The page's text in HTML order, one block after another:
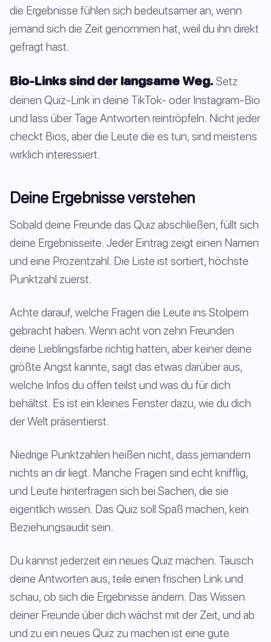
die Ergebnisse fühlen sich bedeutsamer an, wenn
jemand sich die Zeit genommen hat, weil du ihn direkt
gefragt hast.
Bio-Links sind der langsame Weg.Setz
deinen Quiz-Link in deine TikTok- oder Instagram-Bio
und lass über Tage Antworten reintröpfeln. Nicht jeder
checkt Bios, aber die Leute die es tun, sind meistens
wirklich interessiert.
Deine Ergebnisse verstehen
Sobald deine Freunde das Quiz abschließen, füllt sich
deine Ergebnisseite. Jeder Eintrag zeigt einen Namen
und eine Prozentzahl. Die Liste ist sortiert, höchste
Punktzahl zuerst.
Achte darauf, welche Fragen die Leute ins Stolpern
gebracht haben. Wenn acht von zehn Freunden
deine Lieblingsfarbe richtig hatten, aber keiner deine
größte Angst kannte, sagt das etwas darüber aus,
welche Infos du offen teilst und was du für dich
behältst. Es ist ein kleines Fenster dazu, wie du dich
der Welt präsentierst.
Niedrige Punktzahlen heißen nicht, dass jemandem
nichts an dir liegt. Manche Fragen sind echt knifflig,
und Leute hinterfragen sich bei Sachen, die sie
eigentlich wissen. Das Quiz soll Spaß machen, kein
Beziehungsaudit sein.
Du kannst jederzeit ein neues Quiz machen. Tausch
deine Antworten aus, teile einen frischen Link und
schau, ob sich die Ergebnisse ändern. Das Wissen
deiner Freunde über dich wächst mit der Zeit, und ab
und zu ein neues Quiz zu machen ist eine gute